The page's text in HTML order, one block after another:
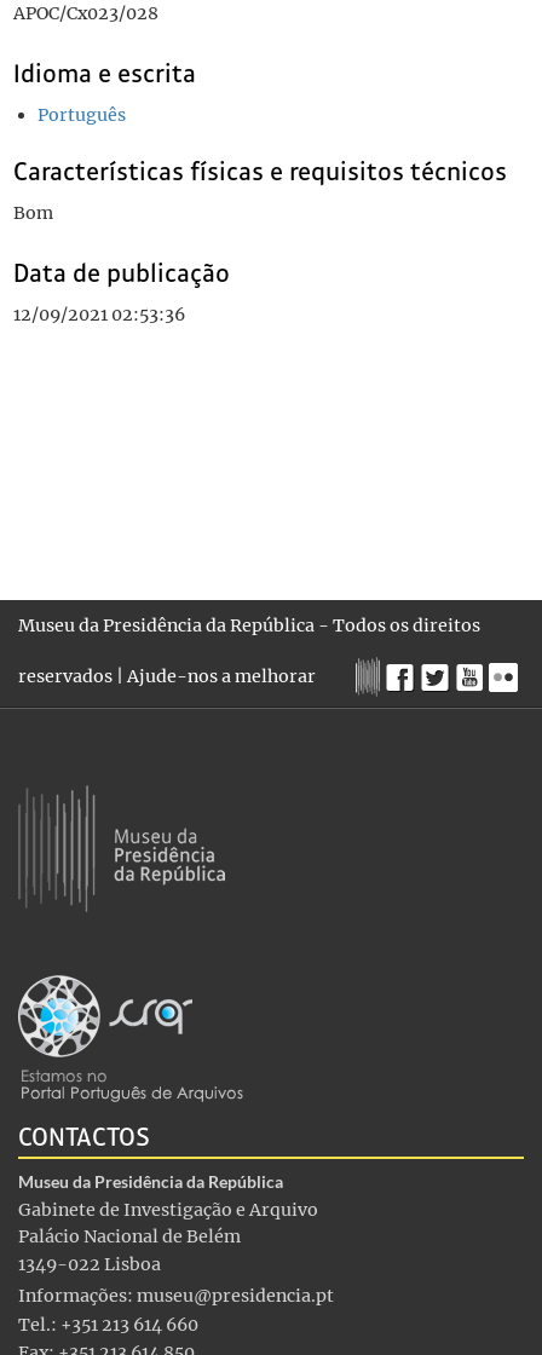
APOC/Cx023/028
Idioma e escrita
Português
Características físicas e requisitos técnicos
Bom
Data de publicação
12/09/2021 02:53:36
Museu da Presidência da República - Todos os direitos
reservados |Ajude-nos a melhorar
CONTACTOS
Museu da Presidência da República
Gabinete de Investigação e Arquivo
Palácio Nacional de Belém
1349-022 Lisboa
Informações: museu@presidencia.pt
Tel.: +351 213 614 660